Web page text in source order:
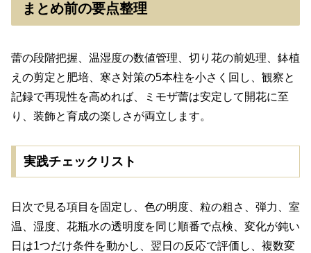
まとめ前の要点整理
蕾の段階把握、温湿度の数値管理、切り花の前処理、鉢植
えの剪定と肥培、寒さ対策の5本柱を小さく回し、観察と
記録で再現性を高めれば、ミモザ蕾は安定して開花に至
り、装飾と育成の楽しさが両立します。
実践チェックリスト
日次で見る項目を固定し、色の明度、粒の粗さ、弾力、室
温、湿度、花瓶水の透明度を同じ順番で点検、変化が鈍い
日は1つだけ条件を動かし、翌日の反応で評価し、複数変